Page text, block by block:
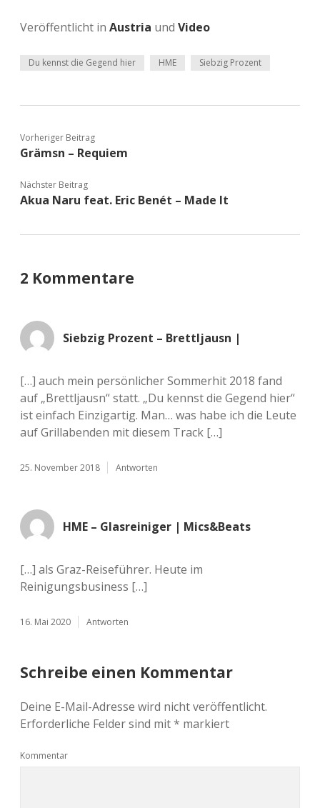
Veröffentlicht in Austria und Video
Du kennst die Gegend hier HME Siebzig Prozent
Vorheriger Beitrag
Grämsn – Requiem
Nächster Beitrag
Akua Naru feat. Eric Benét – Made It
2 Kommentare
Siebzig Prozent – Brettljausn |
[…] auch mein persönlicher Sommerhit 2018 fand
auf „Brettljausn“ statt. „Du kennst die Gegend hier“
ist einfach Einzigartig. Man… was habe ich die Leute
auf Grillabenden mit diesem Track […]
25. November 2018 Antworten
HME – Glasreiniger | Mics&Beats
[…] als Graz-Reiseführer. Heute im
Reinigungsbusiness […]
16. Mai 2020 Antworten
Schreibe einen Kommentar
Deine E-Mail-Adresse wird nicht veröffentlicht.
Erforderliche Felder sind mit* markiert
Kommentar